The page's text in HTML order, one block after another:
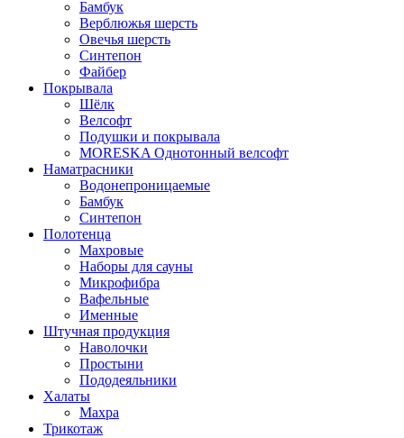
Бамбук
Верблюжья шерсть
Овечья шерсть
Синтепон
Файбер
Покрывала
Шёлк
Велсофт
Подушки и покрывала
MORESKA Однотонный велсофт
Наматрасники
Водонепроницаемые
Бамбук
Синтепон
Полотенца
Махровые
Наборы для сауны
Микрофибра
Вафельные
Именные
Штучная продукция
Наволочки
Простыни
Пододеяльники
Халаты
Махра
Трикотаж